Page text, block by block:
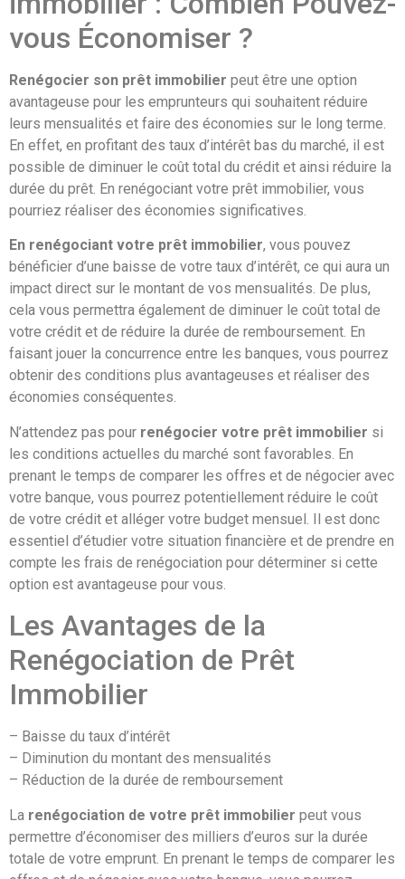
vous Économiser ?
Renégocier son prêt immobilier peut être une option
avantageuse pour les emprunteurs qui souhaitent réduire
leurs mensualités et faire des économies sur le long terme.
En effet, en profitant des taux d’intérêt bas du marché, il est
possible de diminuer le coût total du crédit et ainsi réduire la
durée du prêt. En renégociant votre prêt immobilier, vous
pourriez réaliser des économies significatives.
En renégociant votre prêt immobilier, vous pouvez
bénéficier d’une baisse de votre taux d’intérêt, ce qui aura un
impact direct sur le montant de vos mensualités. De plus,
cela vous permettra également de diminuer le coût total de
votre crédit et de réduire la durée de remboursement. En
faisant jouer la concurrence entre les banques, vous pourrez
obtenir des conditions plus avantageuses et réaliser des
économies conséquentes.
N’attendez pas pour renégocier votre prêt immobilier si
les conditions actuelles du marché sont favorables. En
prenant le temps de comparer les offres et de négocier avec
votre banque, vous pourrez potentiellement réduire le coût
de votre crédit et alléger votre budget mensuel. Il est donc
essentiel d’étudier votre situation financière et de prendre en
compte les frais de renégociation pour déterminer si cette
option est avantageuse pour vous.
Les Avantages de la
Renégociation de Prêt
Immobilier
– Baisse du taux d’intérêt
– Diminution du montant des mensualités
– Réduction de la durée de remboursement
La renégociation de votre prêt immobilier peut vous
permettre d’économiser des milliers d’euros sur la durée
totale de votre emprunt. En prenant le temps de comparer les